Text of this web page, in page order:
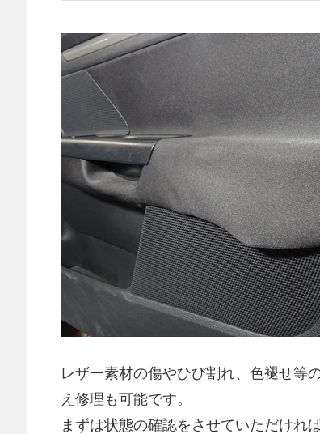
レザー素材の傷やひび割れ、色褪せ等
え修理も可能です。
まずは状態の確認をさせていただけれ